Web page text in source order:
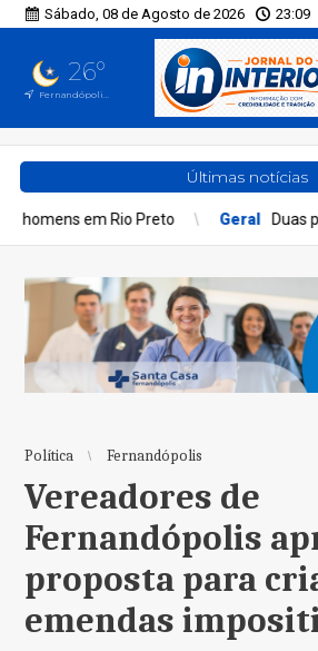
Sábado, 08 de Agosto de 2026 23:09
26°
Fernandópolis, SP
Últimas notícias
Geral Duas pessoas são
Política Fernandópolis
Vereadores de
Fernandópolis
proposta para
emendas